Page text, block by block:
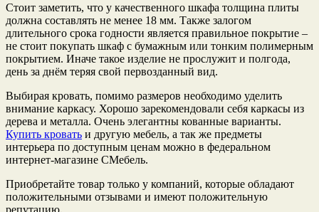
Стоит заметить, что у качественного шкафа толщина плиты
должна составлять не менее 18 мм. Также залогом
длительного срока годности является правильное покрытие –
не стоит покупать шкаф с бумажным или тонким полимерным
покрытием. Иначе такое изделие не прослужит и полгода,
день за днём теряя свой первозданный вид.
Выбирая кровать, помимо размеров необходимо уделить
внимание каркасу. Хорошо зарекомендовали себя каркасы из
дерева и металла. Очень элегантны кованные варианты.
Купить кровать и другую мебель, а так же предметы
интерьера по доступным ценам можно в федеральном
интернет-магазине СМебель.
Приобретайте товар только у компаний, которые обладают
положительными отзывами и имеют положительную
репутацию.